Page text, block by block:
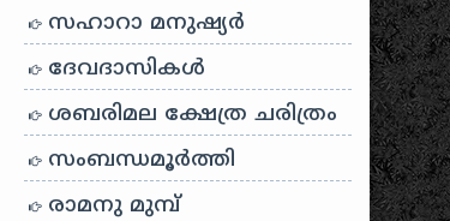
സഹാറാ മനുഷ്യർ
ദേവദാസികൾ
ശബരിമല ക്ഷേത്ര ചരിത്രം
സംബന്ധമൂർത്തി
രാമനു മുമ്പ്